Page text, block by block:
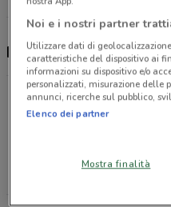
Farmaregno, offerte e
Noi e i nostri partner
Utilizzare dati di
caratteristiche del dispositivo ai
informazioni su dispositivo e/o
personalizzati, misurazione delle
annunci, ricerche sul pubblico,
Elenco dei partner
Mostra finalità